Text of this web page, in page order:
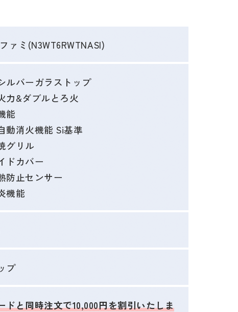
ァミ(N3WT6RWTNASI)
ルバーガラストップ
力&ダブルとろ火
能
動消火機能 Si基準
グリル
ドカバー
防止センサー
機能
プ
ドと同時注文で10,000円を割引いたしま